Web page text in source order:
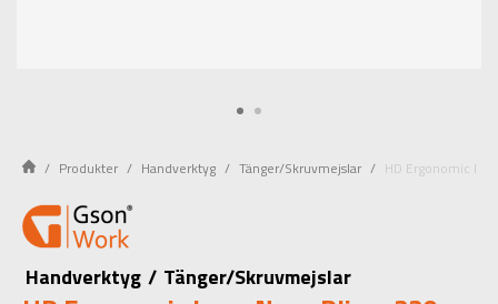
Produkter Handverktyg Tänger/Skruvmejslar HD Ergonomic
Handverktyg / Tänger/Skruvmejslar